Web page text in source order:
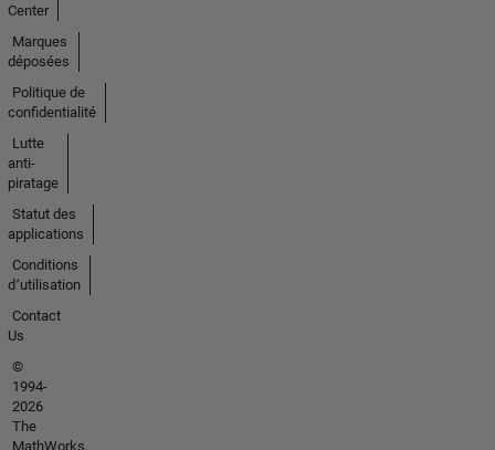
Center
Marques
déposées
Politique de
confidentialité
Lutte
anti-
piratage
Statut des
applications
Conditions
d՚utilisation
Contact
Us
©
1994-
2026
The
MathWorks,